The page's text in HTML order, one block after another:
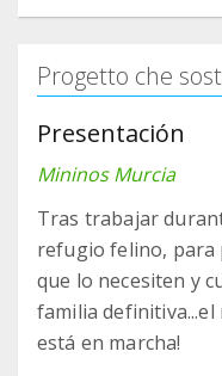
Progetto che
Presentación
Mininos Murcia
Tras trabajar
refugio felino, para
que lo necesiten y
familia
está en marcha!